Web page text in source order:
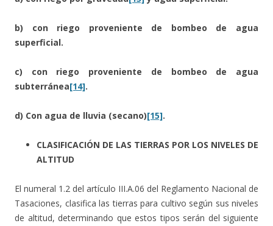
b) con riego proveniente de bombeo de agua
superficial.
c) con riego proveniente de bombeo de agua
subterránea[14].
d) Con agua de lluvia (secano)[15].
CLASIFICACIÓN DE LAS TIERRAS POR LOS NIVELES DE
ALTITUD
El numeral 1.2 del artículo III.A.06 del Reglamento Nacional de
Tasaciones, clasifica las tierras para cultivo según sus niveles
de altitud, determinando que estos tipos serán del siguiente